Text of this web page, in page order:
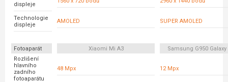
displeje
Technologie
displeje
AMOLED SUPER AMOLED
Fotoaparát Xiaomi Mi A3
Samsung G950 Galaxy
Rozlišení
hlavního
zadního
fotoaparátu
48 Mpx 12 Mpx